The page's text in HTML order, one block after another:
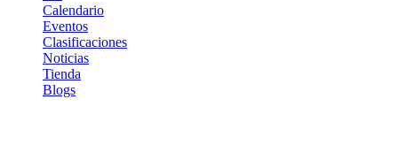
Calendario
Eventos
Clasificaciones
Noticias
Tienda
Blogs